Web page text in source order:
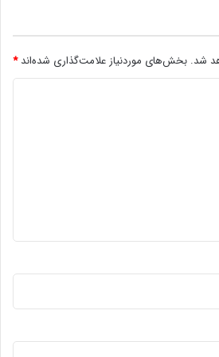
شد. بخش‌های موردنیاز علامت‌گذاری شده‌اند*